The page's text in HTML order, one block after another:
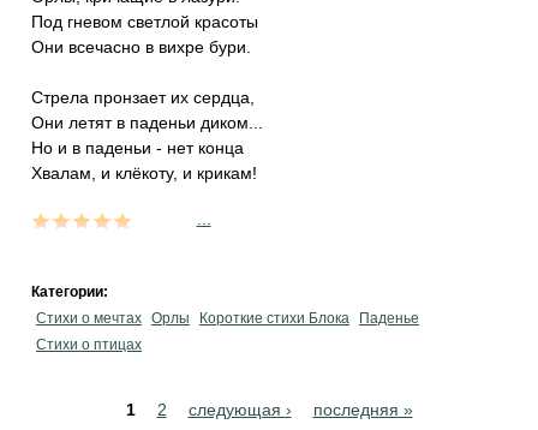
Под гневом светлой красоты
Они всечасно в вихре бури.
Стрела пронзает их сердца,
Они летят в паденьи диком...
Но и в паденьи - нет конца
Хвалам, и клёкоту, и крикам!
Категории:
Стихи о мечтах Орлы Короткие стихи Блока
Паденье
Стихи о птицах
1 2 следующая › последняя »